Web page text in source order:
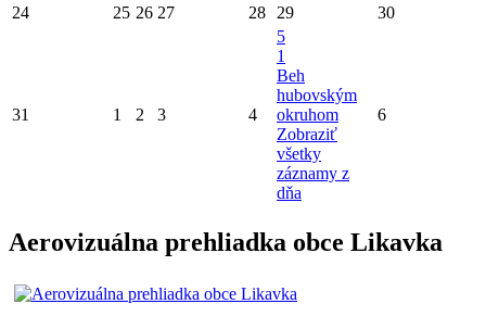
24 25 26 27 28 29 30
31 1 2 3 4
5
1
Beh
hubovským
okruhom
Zobraziť
všetky
záznamy z
dňa
6
Aerovizuálna prehliadka obce Likavka